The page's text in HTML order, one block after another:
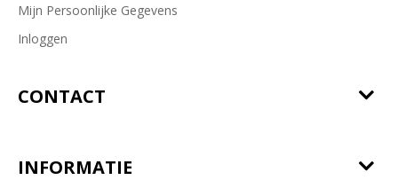
Mijn Persoonlijke Gegevens
Inloggen
CONTACT
INFORMATIE